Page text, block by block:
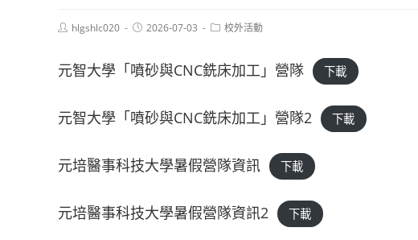
Posthlgshlc020
Post2026-07-03
Post校外活動
元智大學「噴砂與CNC銑床加工」營隊 下載
元智大學「噴砂與CNC銑床加工」營隊2 下載
元培醫事科技大學暑假營隊資訊 下載
元培醫事科技大學暑假營隊資訊2 下載